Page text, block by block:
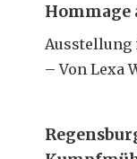
Hommage
Ausstellung
– Von Lexa